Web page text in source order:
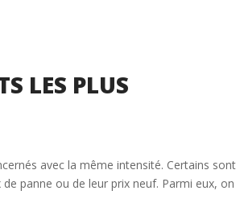
LES PLUS
avec la même intensité. Certains sont
panne ou de leur prix neuf. Parmi eux, on